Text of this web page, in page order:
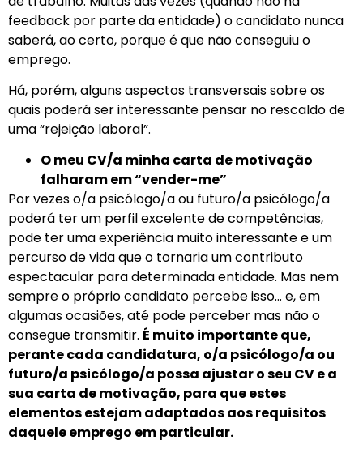
feedback por parte da entidade) o candidato nunca
saberá, ao certo, porque é que não conseguiu o
emprego.
Há, porém, alguns aspectos transversais sobre os
quais poderá ser interessante pensar no rescaldo de
uma “rejeição laboral”.
O meu CV/a minha carta de motivação
falharam em “vender-me”
Por vezes o/a psicólogo/a ou futuro/a psicólogo/a
poderá ter um perfil excelente de competências,
pode ter uma experiência muito interessante e um
percurso de vida que o tornaria um contributo
espectacular para determinada entidade. Mas nem
sempre o próprio candidato percebe isso… e, em
algumas ocasiões, até pode perceber mas não o
consegue transmitir. É muito importante que,
perante cada candidatura, o/a psicólogo/a ou
futuro/a psicólogo/a possa ajustar o seu CV e a
sua carta de motivação, para que estes
elementos estejam adaptados aos requisitos
daquele emprego em particular.